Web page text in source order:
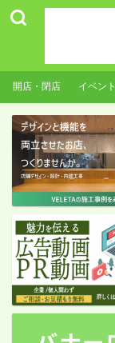
開店・閉店 イベント